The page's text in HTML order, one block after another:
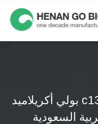
content
بولي أكريلاميد c13-14 أيزوبارافين لوريث-7